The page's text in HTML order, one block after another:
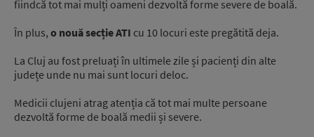
fiindcă tot mai mulți oameni dezvoltă forme severe de boală.
În plus, o nouă secție ATI cu 10 locuri este pregătită deja.
La Cluj au fost preluați în ultimele zile și pacienți din alte
județe unde nu mai sunt locuri deloc.
Medicii clujeni atrag atenția că tot mai multe persoane
dezvoltă forme de boală medii și severe.